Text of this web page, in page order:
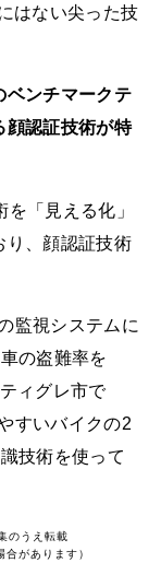
はない尖った技
ンチマークテ
顔認証技術が特
「見える化」
り、顔認証技術
監視システムに
の盗難率を
ィグレ市で
すいバイクの2
技術を使って
のうえ転載
があります）